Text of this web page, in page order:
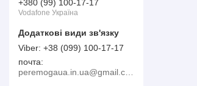
+380 (99) 100-17-17
Vodafone Україна
+38 (099) 100-17-17
почта